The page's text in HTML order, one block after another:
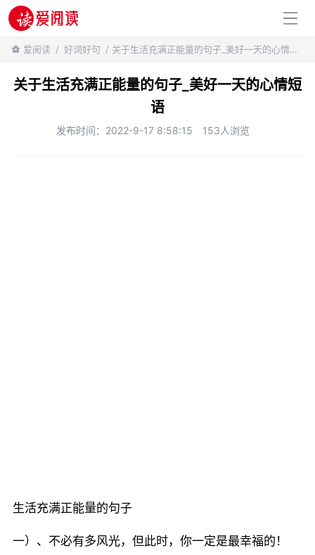
百科知识
爱阅读 / 好词好句 / 关于生活充满正能量的句子_美好一天的心情短语
关于生活充满正能量的句子_美好一天的心情短
语
发布时间：2022-9-17 8:58:15 153人浏览
生活充满正能量的句子
一）、不必有多风光，但此时，你一定是最幸福的！